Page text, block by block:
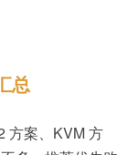
总
方案、KVM 方